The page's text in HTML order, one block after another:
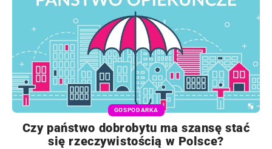
GOSPODARKA
Czy państwo dobrobytu ma szansę stać
się rzeczywistością w Polsce?